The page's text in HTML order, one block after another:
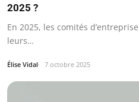
2025 ?
En 2025, les comités
leurs…
Élise Vidal 7 octobre 2025